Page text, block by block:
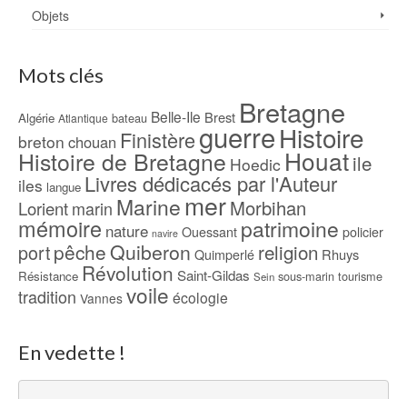
Objets
Mots clés
Algérie Atlantique bateau Belle-Ile Brest Bretagne
breton chouan FinistèreguerreHistoire
Histoire de Bretagne Hoedic Houatile
iles langue Livres dédicacés par l'Auteur
Lorientmarin Marine merMorbihan
mémoire nature navire Ouessant patrimoine policier
portpêcheQuiberon Quimperlé religion Rhuys
Résistance Révolution Saint-Gildas Sein sous-marin tourisme
tradition Vannes voile écologie
En vedette !